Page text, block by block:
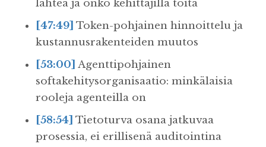
lähteä ja onko kehittäjillä töitä
[47:49] Token-pohjainen hinnoittelu ja
kustannusrakenteiden muutos
[53:00] Agenttipohjainen
softakehitysorganisaatio: minkälaisia
rooleja agenteilla on
[58:54] Tietoturva osana jatkuvaa
prosessia, ei erillisenä auditointina